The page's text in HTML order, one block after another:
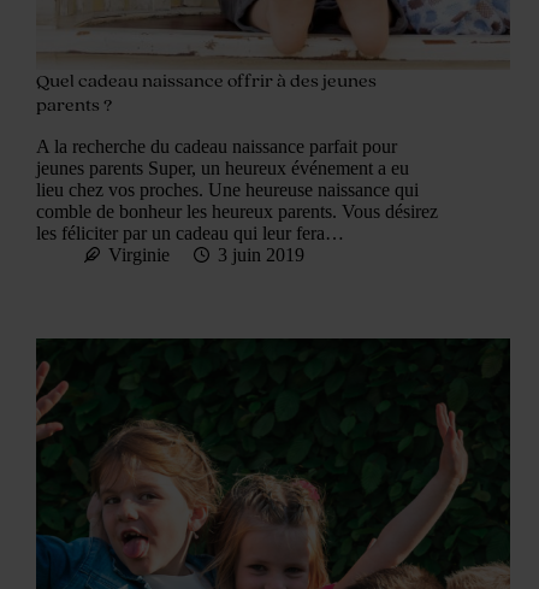
Quel cadeau naissance offrir à des jeunes
parents ?
A la recherche du cadeau naissance parfait pour
jeunes parents Super, un heureux événement a eu
lieu chez vos proches. Une heureuse naissance qui
comble de bonheur les heureux parents. Vous désirez
les féliciter par un cadeau qui leur fera…
Virginie
3 juin 2019